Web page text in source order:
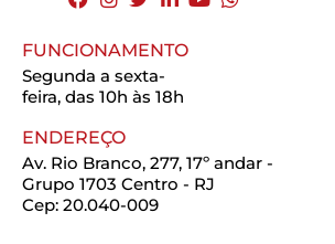
FUNCIONAMENTO
Segunda a sexta-
feira, das 10h às 18h
ENDEREÇO
Av. Rio Branco, 277, 17º andar -
Grupo 1703 Centro - RJ
Cep: 20.040-009